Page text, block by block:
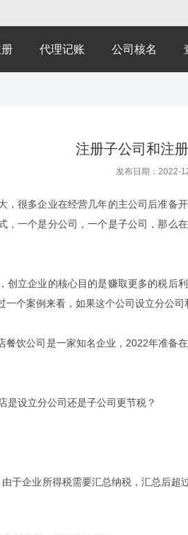
代理记账 公司核名
注册子公司和注
发布日期：2022-
很多企业在经营几年的主公司后准备
，一个是分公司，一个是子公司，那么
立企业的核心目的是赚取更多的税后
一个案例来看，如果这个公司设立分公
饮公司是一家知名企业，2022年准备
设立分公司还是子公司更节税？
企业所得税需要汇总纳税，汇总后超